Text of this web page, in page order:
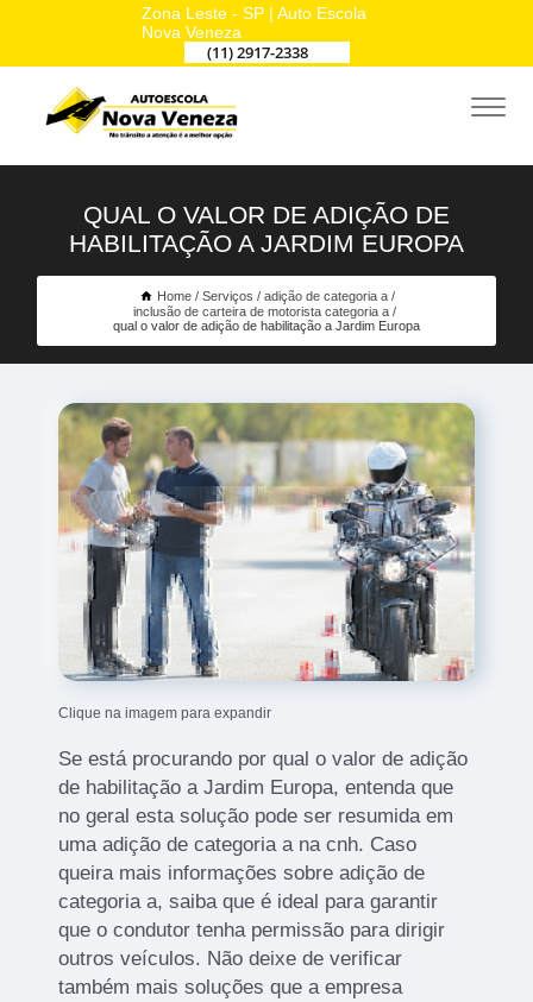
Zona Leste - SP | Auto Escola
Nova Veneza
(11) 2917-2338
QUAL O VALOR DE ADIÇÃO DE
HABILITAÇÃO A JARDIM EUROPA
Home Serviços
adição de categoria a
inclusão de carteira de motorista categoria a
qual o valor de adição de habilitação a Jardim Europa
Clique na imagem para expandir
Se está procurando por qual o valor de adição
de habilitação a Jardim Europa, entenda que
no geral esta solução pode ser resumida em
uma adição de categoria a na cnh. Caso
queira mais informações sobre adição de
categoria a, saiba que é ideal para garantir
que o condutor tenha permissão para dirigir
outros veículos. Não deixe de verificar
também mais soluções que a empresa